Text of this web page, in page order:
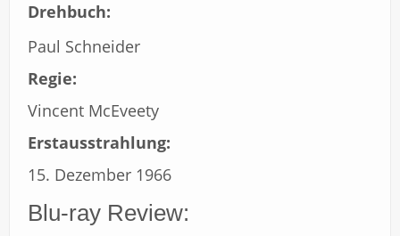
Drehbuch:
Paul Schneider
Regie:
Vincent McEveety
Erstausstrahlung:
15. Dezember 1966
Blu-ray Review: